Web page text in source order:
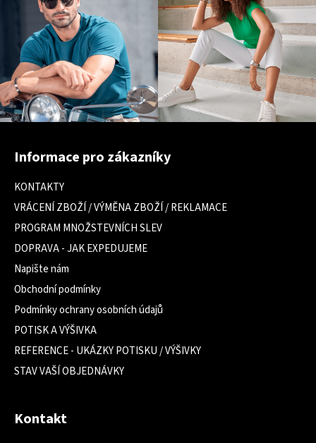
Z
Informace pro zákazníky
KONTAKTY
VRÁCENÍ ZBOŽÍ / VÝMĚNA ZBOŽÍ / REKLAMACE
PROGRAM MNOŽSTEVNÍCH SLEV
DOPRAVA - JAK EXPEDUJEME
Napište nám
Obchodní podmínky
Podmínky ochrany osobních údajů
POTISK A VÝŠIVKA
REFERENCE - UKÁZKY POTISKU / VÝŠIVKY
STAV VAŠÍ OBJEDNÁVKY
Kontakt